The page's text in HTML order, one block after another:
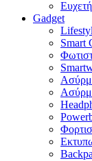
Gadget
Smart